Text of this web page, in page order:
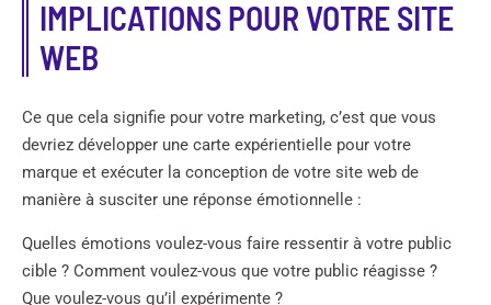
IMPLICATIONS POUR VOTRE SITE
WEB
Ce que cela signifie pour votre marketing, c’est que vous
devriez développer une carte expérientielle pour votre
marque et exécuter la conception de votre site web de
manière à susciter une réponse émotionnelle :
Quelles émotions voulez-vous faire ressentir à votre public
cible ? Comment voulez-vous que votre public réagisse ?
Que voulez-vous qu’il expérimente ?